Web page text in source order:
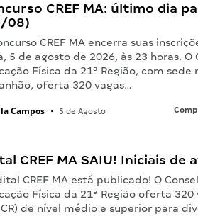
CREF MA: último dia
08)
CREF MA encerra suas
5 de agosto de 2026, às 23 horas. O
Física da 21ª Região, com sede
oferta 320 vagas…
Campos • 5 de Agosto
CREF MA SAIU! Iniciais de
CREF MA está publicado! O
Física da 21ª Região oferta
de nível médio e superior para